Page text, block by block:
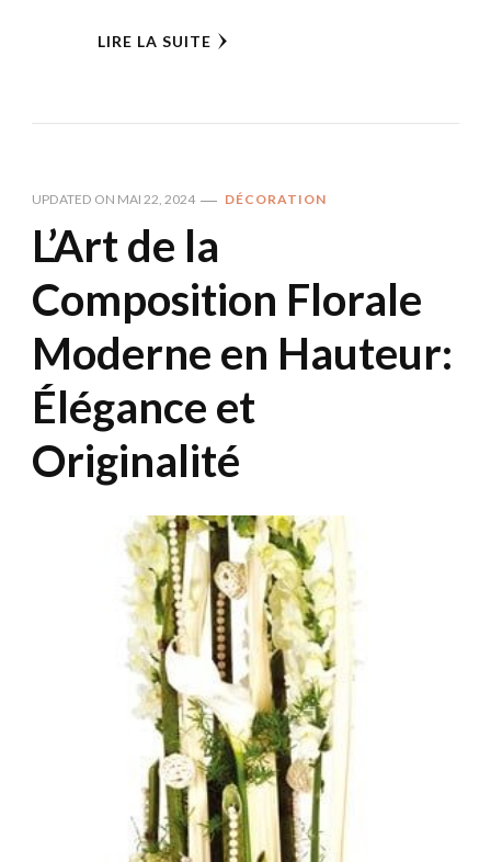
LIRE LA SUITE
UPDATED ON MAI 22, 2024 DÉCORATION
L’Art de la
Composition Florale
Moderne en Hauteur:
Élégance et
Originalité